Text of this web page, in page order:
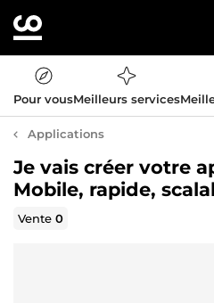
Pour vousMeilleurs services
Applications
Je vais créer votre
Mobile, rapide,
Vente0